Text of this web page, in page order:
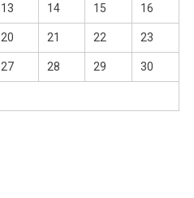
13 14 15 16
20 21 22 23
27 28 29 30